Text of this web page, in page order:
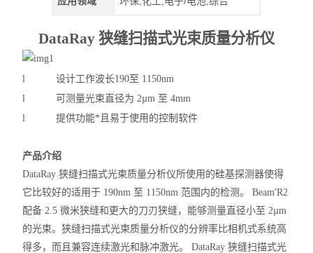
DataRay 狭缝扫描式光束质量分析仪
l 设计工作波长190至 1150nm
l
可测量光束直径为 2µm 至 4mm
l
提供功能*且易于使用的控制软件
产品介绍
DataRay 狭缝扫描式光束质量分析仪所使用的硅基探测器使得
它比较好的适用于 190nm 至 1150nm 范围内的检测。 Beam'R2
配备 2.5 微米狭缝和更大的刀刃狭缝，能够测量直径小至 2µm
的光束。狭缝扫描式光束质量分析仪的分辨率比相机式系统高
得多，而且兼容连续激光和脉冲激光。DataRay 狭缝扫描式光